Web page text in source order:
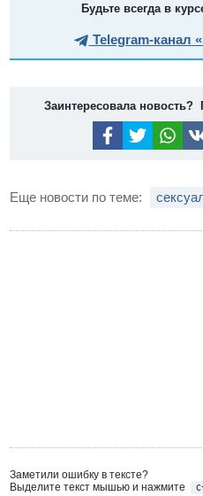
Будьте всегда в
Telegram-канал
Заинтересовала новость?
Еще новости по теме:
Заметили ошибку в тексте?
Выделите текст мышью и нажмите